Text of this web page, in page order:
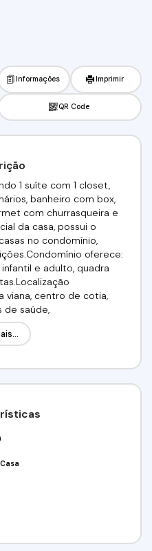
Informações Imprimir
QR Code
1 suíte com 1 closet,
banheiro com box,
com churrasqueira e
da casa, possui o
no condomínio,
oferece:
e adulto, quadra
viana, centro de cotia,
de saúde,
publico,
acesso a Raposo